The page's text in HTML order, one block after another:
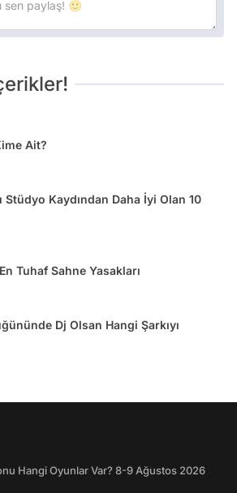
Ait?
Stüdyo Kaydından Daha İyi Olan 10
Tuhaf Sahne Yasakları
Dj Olsan Hangi Şarkıyı
Hangi Oyunlar Var? 8-9 Ağustos 2026